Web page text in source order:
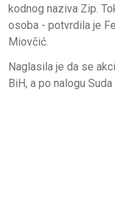
kodnog naziva Zip.
osoba - potvrdila je
Miovčić.
Naglasila je da se
BiH, a po nalogu Suda